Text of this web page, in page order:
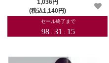
1,036円
(税込1,140円)